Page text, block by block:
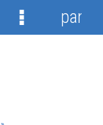
Menu
panel